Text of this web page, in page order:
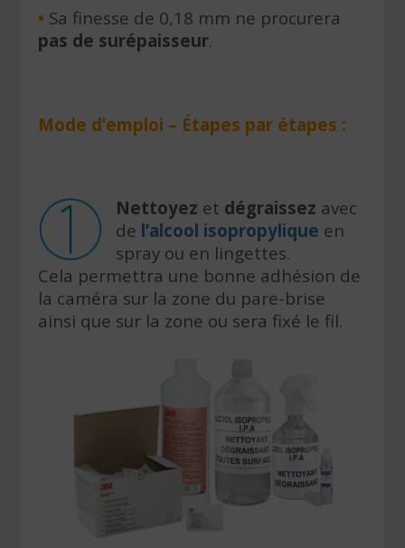
• Sa finesse de 0,18 mm ne procurera
pas de surépaisseur.
Mode d’emploi – Étapes par étapes :
Nettoyez et dégraissez avec
de l’alcool isopropylique en
spray ou en lingettes.
Cela permettra une bonne adhésion de
la caméra sur la zone du pare-brise
ainsi que sur la zone ou sera fixé le fil.